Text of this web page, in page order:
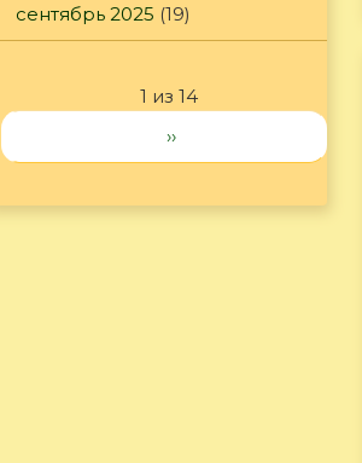
сентябрь 2025 (19)
1 из 14
››